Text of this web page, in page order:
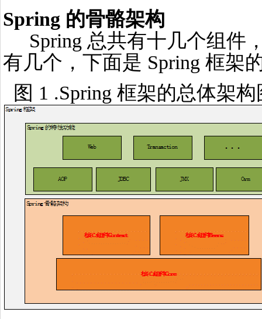
Spring 的骨骼架构
Spring 总共有十几个组件
有几个，下面是 Spring 框架
图 1 .Spring 框架的总体架构